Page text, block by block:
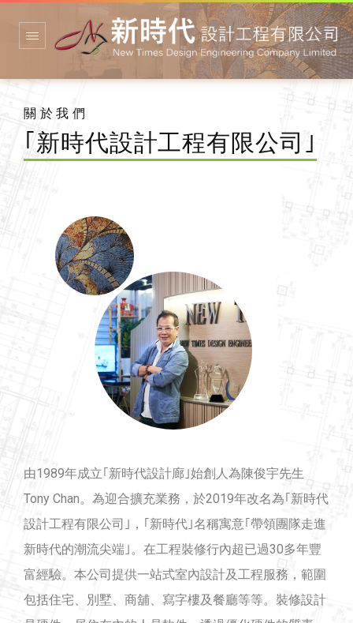
關於我們
｢新時代設計工程有限公司｣
由1989年成立｢新時代設計廊｣始創人為陳俊宇先生
Tony Chan。為迎合擴充業務，於2019年改名為｢新時代
設計工程有限公司｣，｢新時代｣名稱寓意｢帶領團隊走進
新時代的潮流尖端｣。在工程裝修行內超已過30多年豐
富經驗。本公司提供一站式室內設計及工程服務，範圍
包括住宅、別墅、商舖、寫字樓及餐廳等等。裝修設計